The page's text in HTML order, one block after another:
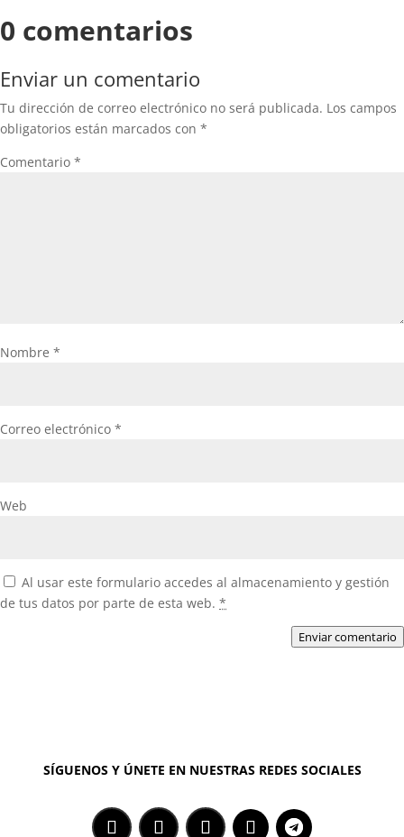
0 comentarios
Enviar un comentario
Tu dirección de correo electrónico no será publicada. Los campos
obligatorios están marcados con *
Comentario *
Nombre *
Correo electrónico *
Web
Al usar este formulario accedes al almacenamiento y gestión
de tus datos por parte de esta web. *
Enviar comentario
SÍGUENOS Y ÚNETE EN NUESTRAS REDES SOCIALES